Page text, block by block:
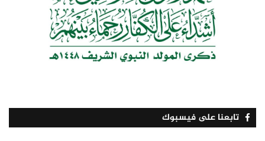
تابعنا على فيسبوك